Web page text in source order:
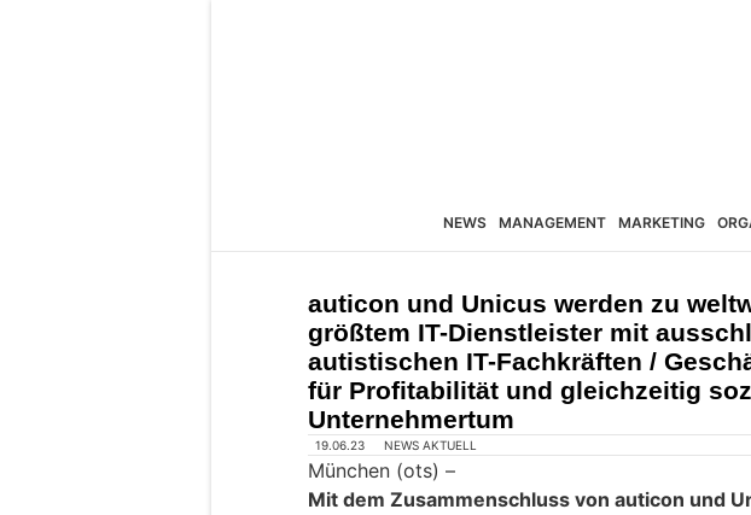
NEWS MANAGEMENT MARKETING
auticon und Unicus werden zu
größtem IT-Dienstleister mit
autistischen IT-Fachkräften /
für Profitabilität und gleichzeitig
Unternehmertum
19.06.23 NEWS AKTUELL
München (ots) –
Mit dem Zusammenschluss von auticon und